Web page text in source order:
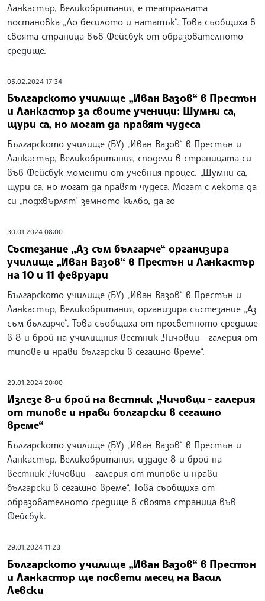
Ланкастър, Великобритания, е театралната
постановка „До бесилото и нататък“. Това съобщиха в
своята страница във Фейсбук от образователното
средище.
05.02.2024 17:34
Българското училище „Иван Вазов“ в Престън
и Ланкастър за своите ученици: Шумни са,
щури са, но могат да правят чудеса
Българското училище (БУ) „Иван Вазов“ в Престън и
Ланкастър, Великобритания, сподели в страницата си
във Фейсбук моменти от учебния процес. „Шумни са,
щури са, но могат да правят чудеса. Могат с лекота да
си „подхвърлят" земното кълбо, да го
30.01.2024 08:00
Състезание „Аз съм българче“ организира
училище „Иван Вазов“ в Престън и Ланкастър
на 10 и 11 февруари
Българското училище (БУ) „Иван Вазов“ в Престън и
Ланкастър, Великобритания, организира състезание „Аз
съм българче“. Това съобщиха от просветното средище
в 8-и брой на училищния вестник „Чичовци - галерия от
типове и нрави български в сегашно време“.
29.01.2024 20:00
Излезе 8-и брой на вестник „Чичовци - галерия
от типове и нрави български в сегашно
време“
Българското училище (БУ) „Иван Вазов“ в Престън и
Ланкастър, Великобритания, издаде 8-и брой на
вестник „Чичовци - галерия от типове и нрави
български в сегашно време“. Това съобщиха от
образователното средище в своята страница във
Фейсбук.
29.01.2024 11:23
Българското училище „Иван Вазов“ в Престън
и Ланкастър ще посвети месец на Васил
Левски